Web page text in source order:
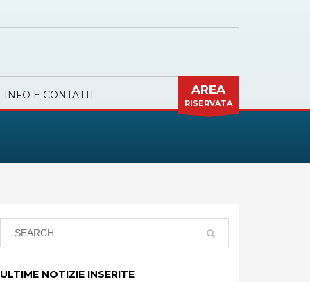
INFO E CONTATTI AREA
RISERVATA
ULTIME NOTIZIE INSERITE